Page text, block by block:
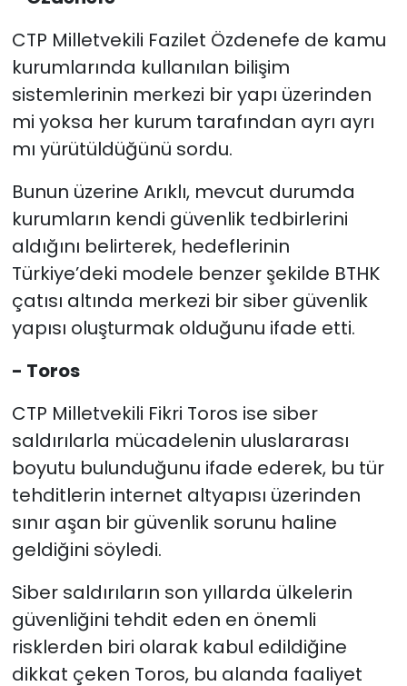
CTP Milletvekili Fazilet Özdenefe de kamu
kurumlarında kullanılan bilişim
sistemlerinin merkezi bir yapı üzerinden
mi yoksa her kurum tarafından ayrı ayrı
mı yürütüldüğünü sordu.
Bunun üzerine Arıklı, mevcut durumda
kurumların kendi güvenlik tedbirlerini
aldığını belirterek, hedeflerinin
Türkiye’deki modele benzer şekilde BTHK
çatısı altında merkezi bir siber güvenlik
yapısı oluşturmak olduğunu ifade etti.
- Toros
CTP Milletvekili Fikri Toros ise siber
saldırılarla mücadelenin uluslararası
boyutu bulunduğunu ifade ederek, bu tür
tehditlerin internet altyapısı üzerinden
sınır aşan bir güvenlik sorunu haline
geldiğini söyledi.
Siber saldırıların son yıllarda ülkelerin
güvenliğini tehdit eden en önemli
risklerden biri olarak kabul edildiğine
dikkat çeken Toros, bu alanda faaliyet